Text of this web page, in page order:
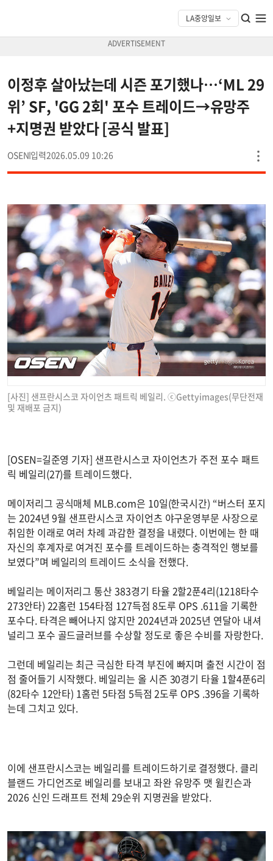
이정후 살아났는데 시즌 포기했나…‘ML 29
위’ SF, 'GG 2회' 포수 트레이드→유망주
+지명권 받았다 [공식 발표]
OSEN 2026.05.09 10:26
[사진] 샌프란시스코 자이언츠 패트릭 베일리. ⓒGettyimages(무단전재
및 재배포 금지)
[OSEN=길준영 기자] 샌프란시스코 자이언츠가 주전 포수 패트
릭 베일리(27)를 트레이드했다.
메이저리그 공식매체 MLB.com은 10일(한국시간) “버스터 포지
는 2024년 9월 샌프란시스코 자이언츠 야구운영부문 사장으로
취임한 이래로 여러 차례 과감한 결정을 내렸다. 이번에는 한 때
자신의 후계자로 여겨진 포수를 트레이드하는 충격적인 행보를
보였다”며 베일리의 트레이드 소식을 전했다.
베일리는 메이저리그 통산 383경기 타율 2할2푼4리(1218타수
273안타) 22홈런 154타점 127득점 8도루 OPS .611을 기록한
포수다. 타격은 빼어나지 않지만 2024년과 2025년 연달아 내셔
널리그 포수 골드글러브를 수상할 정도로 좋은 수비를 자랑한다.
그런데 베일리는 최근 극심한 타격 부진에 빠지며 출전 시간이 점
점 줄어들기 시작했다. 베일리는 올 시즌 30경기 타율 1할4푼6리
(82타수 12안타) 1홈런 5타점 5득점 2도루 OPS .396을 기록하
는데 그치고 있다.
이에 샌프란시스코는 베일리를 트레이드하기로 결정했다. 클리
블랜드 가디언즈로 베일리를 보내고 좌완 유망주 맷 윌킨슨과
2026 신인 드래프트 전체 29순위 지명권을 받았다.